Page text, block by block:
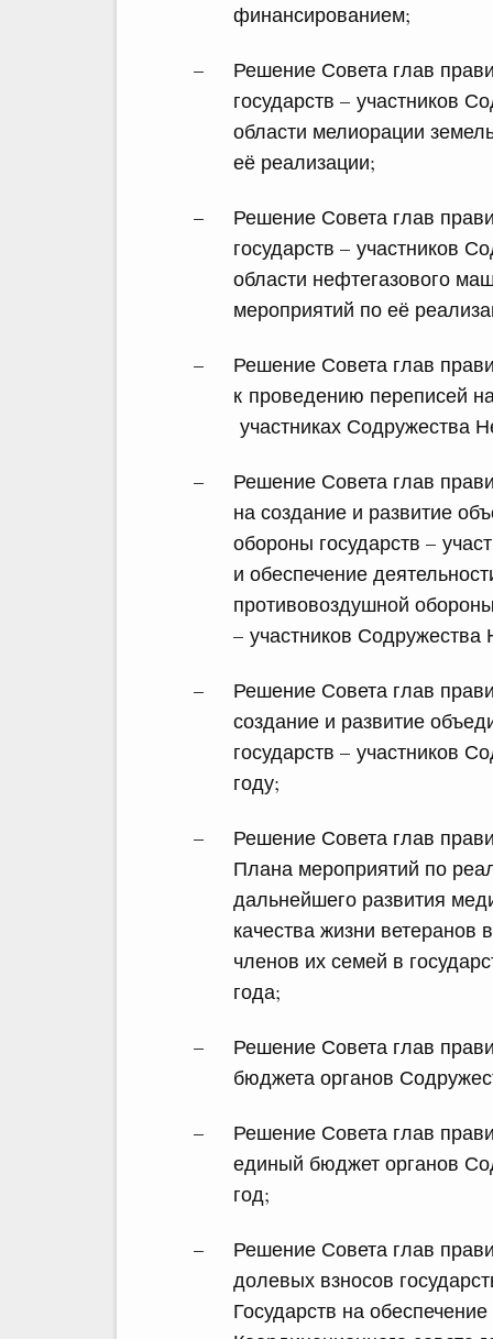
финансированием;
Решение Совета глав
государств – участников
области мелиорации
её реализации;
Решение Совета глав
государств – участников
области нефтегазового
мероприятий по её
Решение Совета глав
к проведению переписей
участниках Содружества
Решение Совета глав
на создание и развитие
обороны государств –
и обеспечение
противовоздушной
– участников Содружества
Решение Совета глав
создание и развитие
государств – участников
году;
Решение Совета глав
Плана мероприятий по
дальнейшего развития
качества жизни ветеранов
членов их семей в
года;
Решение Совета глав
бюджета органов
Решение Совета глав
единый бюджет органов
год;
Решение Совета глав
долевых взносов
Государств на